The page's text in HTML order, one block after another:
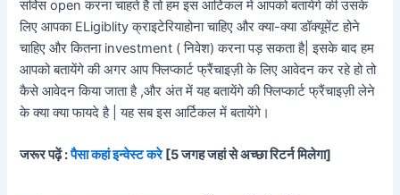
सर्विस open करना चाहते है तो हम इस आर्टिकल में आपको बतायेंगे की उसके
लिए आपका ELigiblity क्राइटेरियाहोना चाहिए और क्या-क्या डॉक्यूमेंट होने
चाहिए और कितना investment ( निवेश) करना पड़ सकता है| इसके बाद हम
आपको बतायेंगे की अगर आप फ्लिप्कार्ट फ्रैंचाइज़ी के लिए आवेदन कर रहे हो तो
कैसे आवेदन किया जाता है ,और अंत में यह बतायेंगे की फ्लिप्कार्ट फ्रैंचाइज़ी लेने
के क्या क्या फायदे है | यह सब इस आर्टिकल में बतायेंगे।
जरूर पढ़ें :पैसा कहां इन्वेस्ट करे[5 जगह जहां से अच्छा रिटर्न मिलेगा]